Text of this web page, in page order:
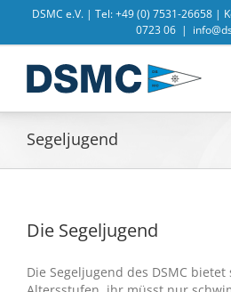
springen
DSMC e.V. | Tel: +49 (0) 7531-26658 |
0723 06 |
Segeljugend
Die Segeljugend
Die Segeljugend des DSMC